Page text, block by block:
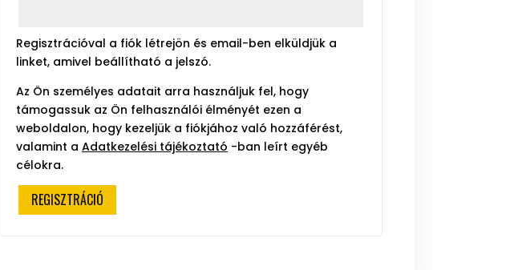
Regisztrációval a fiók létrejön és email-ben elküldjük a
linket, amivel beállítható a jelszó.
Az Ön személyes adatait arra használjuk fel, hogy
támogassuk az Ön felhasználói élményét ezen a
weboldalon, hogy kezeljük a fiókjához való hozzáférést,
valamint a Adatkezelési tájékoztató -ban leírt egyéb
célokra.
REGISZTRÁCIÓ